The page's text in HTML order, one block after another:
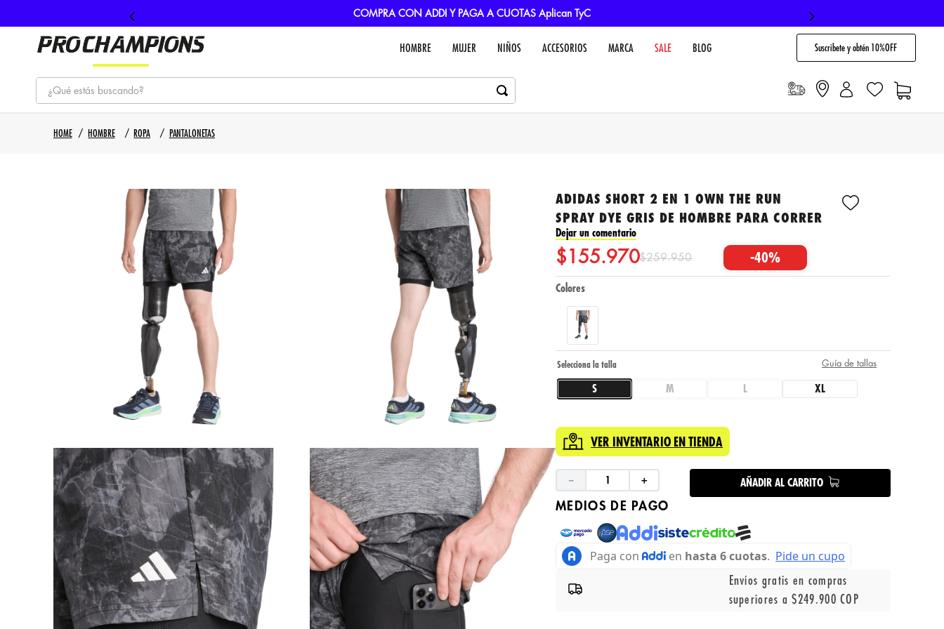
COMPRA CON ADDI Y PAGA A CUOTAS Aplican TyC
HOMBRE MUJER NIÑOS ACCESORIOS MARCA SALE BLOG Suscribete y obtén 10%OFF
¿Qué estás buscando?
1. tenis
HOMBRE ROPA PANTALONETAS
ADIDAS SHORT 2 EN 1 OWN THE RUN
SPRAY DYE GRIS DE HOMBRE PARA CORRER
Dejar un comentario
$ 155.970$259.950 -40%
Colores
S M L XL
Guía de tallas
VER INVENTARIO EN TIENDA
＋
－ AÑADIR AL CARRITO
MEDIOS DE PAGO
Envíos gratis en compras
superiores a $249.900 COP